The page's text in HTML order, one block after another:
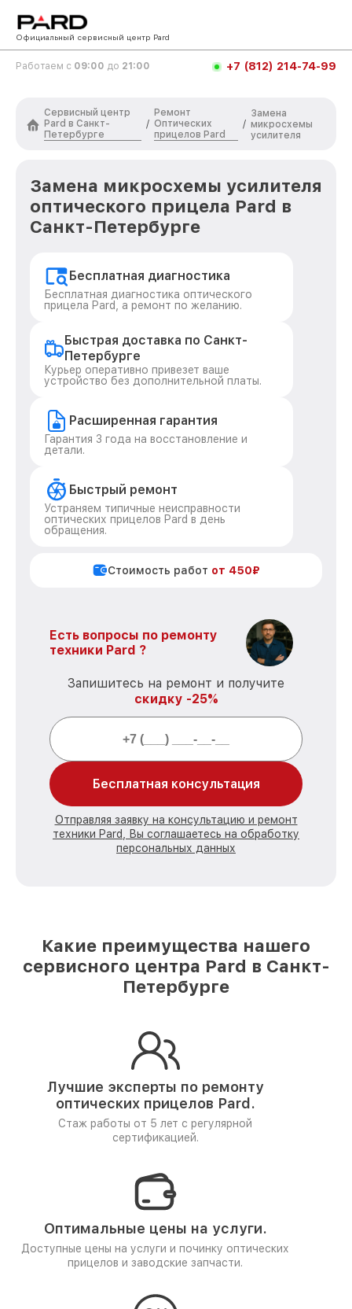
Официальный сервисный центр Pard
Работаем с 09:00 до 21:00 +7 (812) 214-74-99
Сервисный центр
Pard в Санкт-
Петербурге
/
Ремонт
Оптических
прицелов Pard
/
Замена
микросхемы
усилителя
Замена микросхемы усилителя
оптического прицела Pard в
Санкт-Петербурге
Бесплатная диагностика
Бесплатная диагностика оптического
прицела Pard, а ремонт по желанию.
Быстрая доставка по Санкт-
Петербурге
Курьер оперативно привезет ваше
устройство без дополнительной платы.
Расширенная гарантия
Гарантия 3 года на восстановление и
детали.
Быстрый ремонт
Устраняем типичные неисправности
оптических прицелов Pard в день
обращения.
Стоимость работ от 450₽
Есть вопросы по ремонту
техники Pard ?
Запишитесь на ремонт и получите
скидку -25%
Бесплатная консультация
Отправляя заявку на консультацию и ремонт
техники Pard, Вы соглашаетесь на обработку
персональных данных
Какие преимущества нашего
сервисного центра Pard в Санкт-
Петербурге
Лучшие эксперты по ремонту
оптических прицелов Pard.
Стаж работы от 5 лет с регулярной
сертификацией.
Оптимальные цены на услуги.
Доступные цены на услуги и починку оптических
прицелов и заводские запчасти.